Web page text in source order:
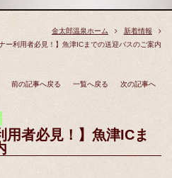
金太郎温泉ホーム
新着情報
ー利用者必見！】魚津ICまでの送迎バスのご案内
前の記事へ戻る 一覧へ戻る 次の記事へ
用者必見！】魚津ICま